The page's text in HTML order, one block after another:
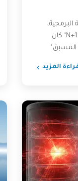
كيف اكتشفنا عدوًا خفيًا يسمى "N+1 Query" كان
المسبق"
المزيد